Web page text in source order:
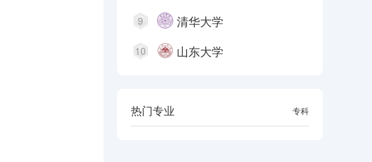
9 清华大学
10 山东大学
热门专业 专科